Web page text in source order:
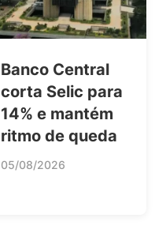
Banco Central
corta Selic para
14% e mantém
ritmo de queda
05/08/2026